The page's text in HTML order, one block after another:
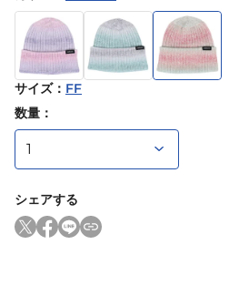
サイズ： FF
数量：
シェアする